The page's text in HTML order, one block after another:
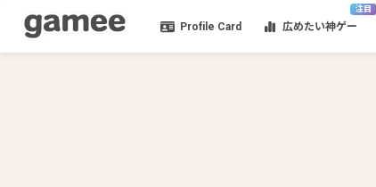
Profile Card
注目
広めたい神ゲー